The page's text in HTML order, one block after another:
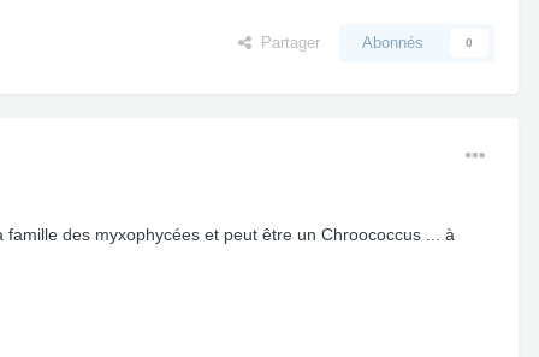
Partager Abonnés 0
des myxophycées et peut être un Chroococcus ... à